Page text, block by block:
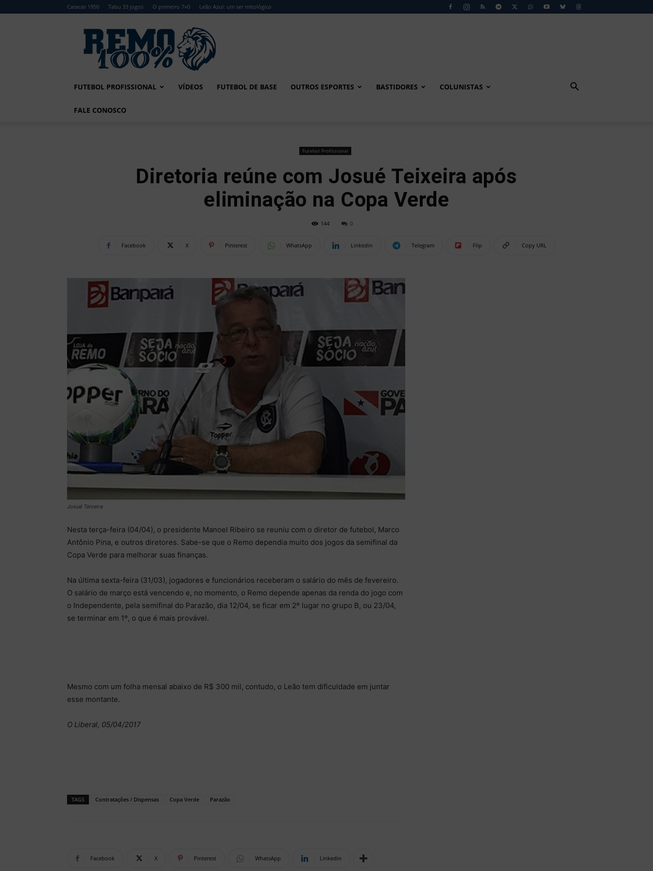
Caracas 1950 Tabu 33 jogos O primeiro 7×0 Leão Azul: um ser mitológico
Remo
FUTEBOL PROFISSIONAL VÍDEOS FUTEBOL DE BASE OUTROS ESPORTES BASTIDORES COLUNISTAS
FALE CONOSCO
Futebol Profissional
Diretoria reúne com Josué Teixeira após
eliminação na Copa Verde
144 0
Facebook X Pinterest WhatsApp Linkedin Telegram Flip Copy URL
Josué Teixeira
Nesta terça-feira (04/04), o presidente Manoel Ribeiro se reuniu com o diretor de futebol, Marco
Antônio Pina, e outros diretores. Sabe-se que o Remo dependia muito dos jogos da semifinal da
Copa Verde para melhorar suas finanças.
Na última sexta-feira (31/03), jogadores e funcionários receberam o salário do mês de fevereiro.
O salário de março está vencendo e, no momento, o Remo depende apenas da renda do jogo com
o Independente, pela semifinal do Parazão, dia 12/04, se ficar em 2º lugar no grupo B, ou 23/04,
se terminar em 1º, o que é mais provável.
Mesmo com um folha mensal abaixo de R$ 300 mil, contudo, o Leão tem dificuldade em juntar
esse montante.
O Liberal, 05/04/2017
TAGS Contratações / Dispensas Copa Verde Parazão
Facebook X Pinterest WhatsApp Linkedin